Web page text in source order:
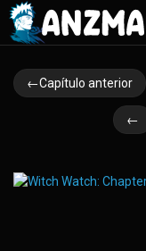
←Capítulo anterior
←